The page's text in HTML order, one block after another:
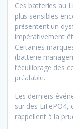
Ces batteries au
plus sensibles
présentent un
impérativement
Certaines
(batterie
l’équilibrage des
préalable.
Les derniers
sur des LiFePO4,
rappellent à la